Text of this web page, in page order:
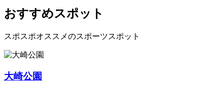
おすすめスポット
スポスポオススメのスポーツスポット
大崎公園